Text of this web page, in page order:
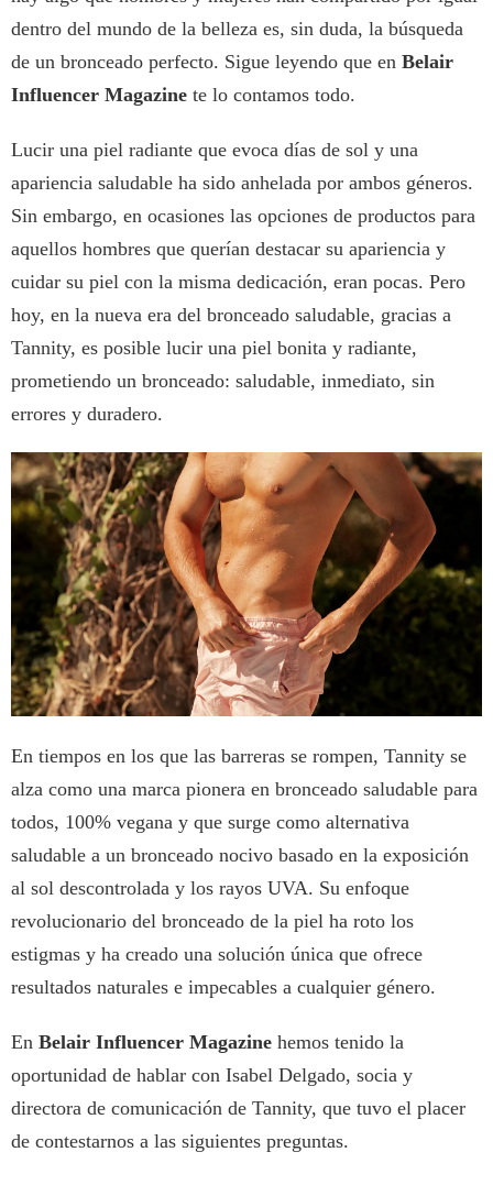
dentro del mundo de la belleza es, sin duda, la búsqueda
de un bronceado perfecto. Sigue leyendo que en Belair
Influencer Magazine te lo contamos todo.
Lucir una piel radiante que evoca días de sol y una
apariencia saludable ha sido anhelada por ambos géneros.
Sin embargo, en ocasiones las opciones de productos para
aquellos hombres que querían destacar su apariencia y
cuidar su piel con la misma dedicación, eran pocas. Pero
hoy, en la nueva era del bronceado saludable, gracias a
Tannity, es posible lucir una piel bonita y radiante,
prometiendo un bronceado: saludable, inmediato, sin
errores y duradero.
En tiempos en los que las barreras se rompen, Tannity se
alza como una marca pionera en bronceado saludable para
todos, 100% vegana y que surge como alternativa
saludable a un bronceado nocivo basado en la exposición
al sol descontrolada y los rayos UVA. Su enfoque
revolucionario del bronceado de la piel ha roto los
estigmas y ha creado una solución única que ofrece
resultados naturales e impecables a cualquier género.
En Belair Influencer Magazine hemos tenido la
oportunidad de hablar con Isabel Delgado, socia y
directora de comunicación de Tannity, que tuvo el placer
de contestarnos a las siguientes preguntas.